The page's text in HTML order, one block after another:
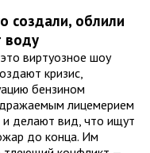
создали, облили
воду
виртуозное шоу
кризис,
бензином
лицемерием
и делают вид, что ищут
до конца. Им